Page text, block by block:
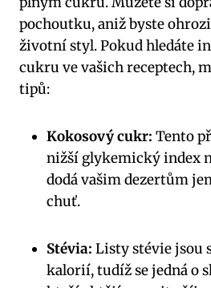
pochoutku, aniž byste
životní styl.⁢ Pokud hledáte‍
cukru ve vašich receptech,
tipů:
Kokosový cukr: Tento
nižší glykemický index
dodá vašim ⁢dezertům
chuť.
Stévia: Listy⁣ stévie jsou
kalorií, tudíž se jedná o